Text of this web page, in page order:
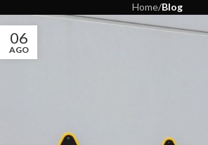
Home/Blog
06
AGO